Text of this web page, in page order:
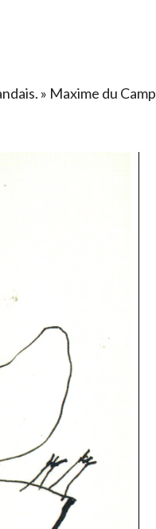
» Maxime du Camp